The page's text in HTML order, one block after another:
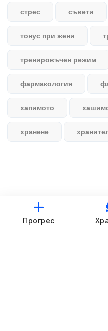
стрес съвети
тонус при жени
тренировъчен режим
фармакология
хапимото
хранене
© StankovFit
Прогрес